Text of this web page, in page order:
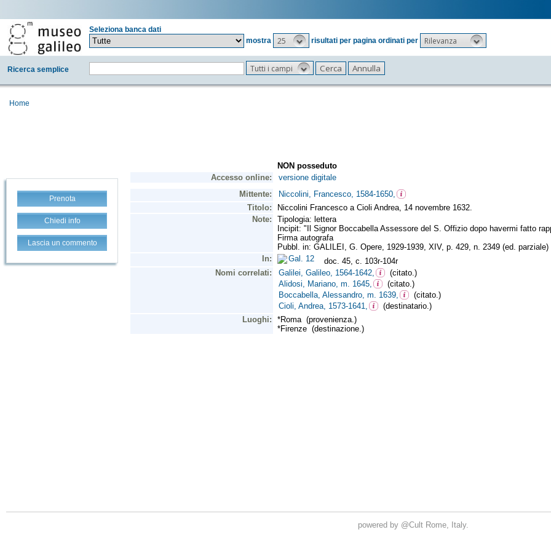
Seleziona banca dati
mostra
25 risultati per pagina ordinati per Rilevanza
Ricerca semplice Tutti i campi
Home
Prenota
Chiedi info
Lascia un commento
powered by @Cult Rome, Italy.